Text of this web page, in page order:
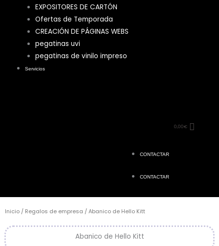
EXPOSITORES DE CARTÓN
Ofertas de Temporada
CREACIÓN DE PÁGINAS WEBS
pegatinas uvi
pegatinas de vinilo impreso
Servicios
0,00€
CONTACTAR
CONTACTAR
Inicio / Regalos de empresa / Abanico de Hello Kitt
Abanico de Hello Kitt